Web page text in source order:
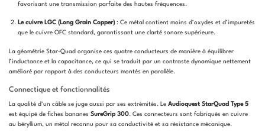
favorisant une transmission parfaite des hautes fréquences.
Le cuivre LGC (Long Grain Copper): Ce métal contient moins d’oxydes et d’impuretés
que le cuivre OFC standard, garantissant une clarté sonore supérieure.
La géométrie Star-Quad organise ces quatre conducteurs de manière à équilibrer
l’inductance et la capacitance, ce qui se traduit par un contraste dynamique nettement
amélioré par rapport à des conducteurs montés en parallèle.
Connectique et fonctionnalités
La qualité d’un câble se juge aussi par ses extrémités. Le Audioquest StarQuad Type 5
est équipé de fiches bananes SureGrip 300. Ces connecteurs sont fabriqués en cuivre
au béryllium, un métal reconnu pour sa conductivité et sa résistance mécanique.